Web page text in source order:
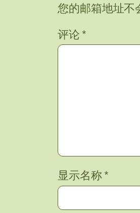
您的邮箱地址不
评论 *
显示名称*